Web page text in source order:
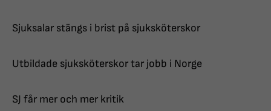
Sjuksalar stängs i brist på sjuksköterskor
Utbildade sjuksköterskor tar jobb i Norge
SJ får mer och mer kritik